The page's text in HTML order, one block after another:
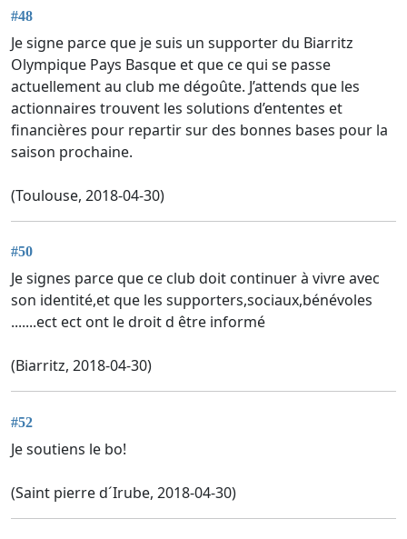
#48
Je signe parce que je suis un supporter du Biarritz
Olympique Pays Basque et que ce qui se passe
actuellement au club me dégoûte. J’attends que les
actionnaires trouvent les solutions d’ententes et
financières pour repartir sur des bonnes bases pour la
saison prochaine.
(Toulouse, 2018-04-30)
#50
Je signes parce que ce club doit continuer à vivre avec
son identité,et que les supporters,sociaux,bénévoles
.......ect ect ont le droit d être informé
(Biarritz, 2018-04-30)
#52
Je soutiens le bo!
(Saint pierre d´Irube, 2018-04-30)